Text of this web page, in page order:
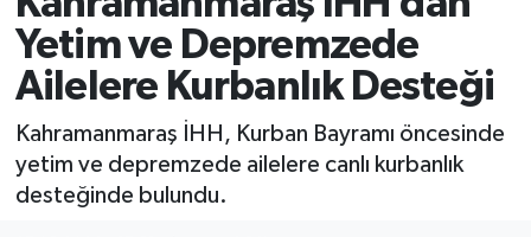
Yetim ve Depremzede
Ailelere Kurbanlık Desteği
Kahramanmaraş İHH, Kurban Bayramı öncesinde
yetim ve depremzede ailelere canlı kurbanlık
desteğinde bulundu.
EKONOMİ
SPOR
YAŞAM
TEKNOLOJİ
Kahramanmaraş Namaz Vakitleri
Trafik Durumu
Süper Lig Puan Durumu ve Fikstür
Tüm Manşetler